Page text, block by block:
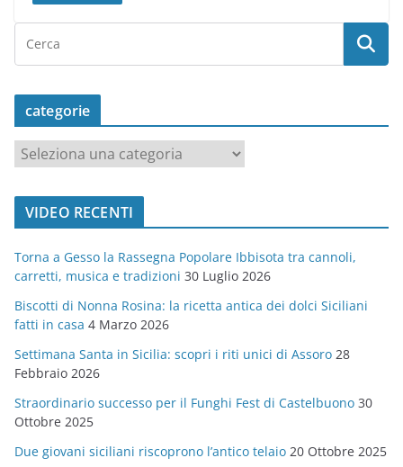
categorie
t
o
r
i
e
VIDEO RECENTI
Torna a Gesso la Rassegna Popolare Ibbisota tra cannoli,
carretti, musica e tradizioni 30 Luglio 2026
Biscotti di Nonna Rosina: la ricetta antica dei dolci Siciliani
fatti in casa 4 Marzo 2026
Settimana Santa in Sicilia: scopri i riti unici di Assoro 28
Febbraio 2026
Straordinario successo per il Funghi Fest di Castelbuono 30
Ottobre 2025
Due giovani siciliani riscoprono l’antico telaio 20 Ottobre 2025